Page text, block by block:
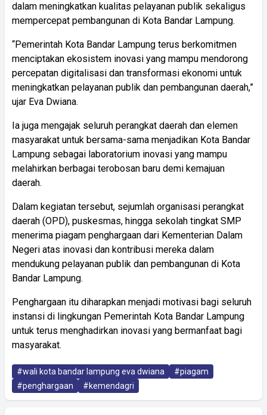
dalam meningkatkan kualitas pelayanan publik sekaligus
mempercepat pembangunan di Kota Bandar Lampung.
“Pemerintah Kota Bandar Lampung terus berkomitmen
menciptakan ekosistem inovasi yang mampu mendorong
percepatan digitalisasi dan transformasi ekonomi untuk
meningkatkan pelayanan publik dan pembangunan daerah,”
ujar Eva Dwiana.
Ia juga mengajak seluruh perangkat daerah dan elemen
masyarakat untuk bersama-sama menjadikan Kota Bandar
Lampung sebagai laboratorium inovasi yang mampu
melahirkan berbagai terobosan baru demi kemajuan
daerah.
Dalam kegiatan tersebut, sejumlah organisasi perangkat
daerah (OPD), puskesmas, hingga sekolah tingkat SMP
menerima piagam penghargaan dari Kementerian Dalam
Negeri atas inovasi dan kontribusi mereka dalam
mendukung pelayanan publik dan pembangunan di Kota
Bandar Lampung.
Penghargaan itu diharapkan menjadi motivasi bagi seluruh
instansi di lingkungan Pemerintah Kota Bandar Lampung
untuk terus menghadirkan inovasi yang bermanfaat bagi
masyarakat.
#wali kota bandar lampung eva dwiana
#piagam
#penghargaan
#kemendagri